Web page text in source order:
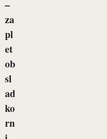
–
za
pl
et
ob
sl
ad
ko
rn